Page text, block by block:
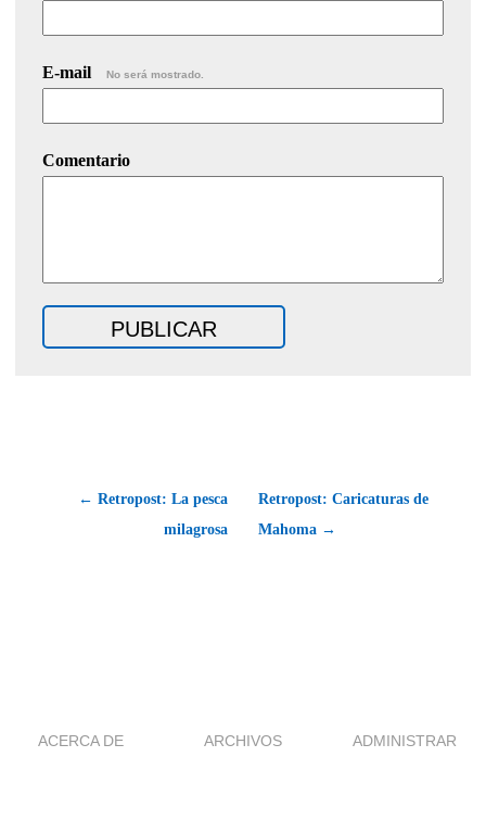
E-mail No será mostrado.
Comentario
← Retropost: La pesca
milagrosa
Retropost: Caricaturas de
Mahoma →
ACERCA DE ARCHIVOS ADMINISTRAR